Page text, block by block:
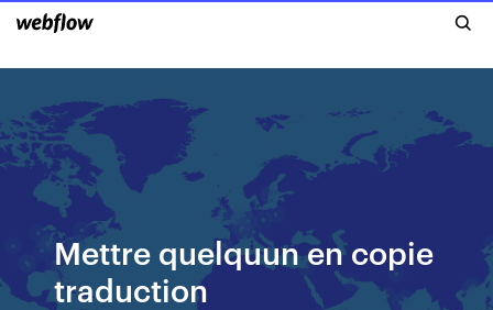
Mettre quelquun en copie
traduction